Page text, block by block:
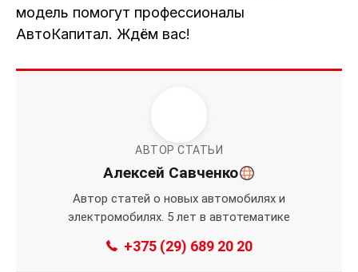
модель помогут профессионалы
АвтоКапитал. Ждём вас!
АВТОР СТАТЬИ
Алексей Савченко
Автор статей о новых автомобилях и
электромобилях. 5 лет в автотематике
+375 (29) 689 20 20